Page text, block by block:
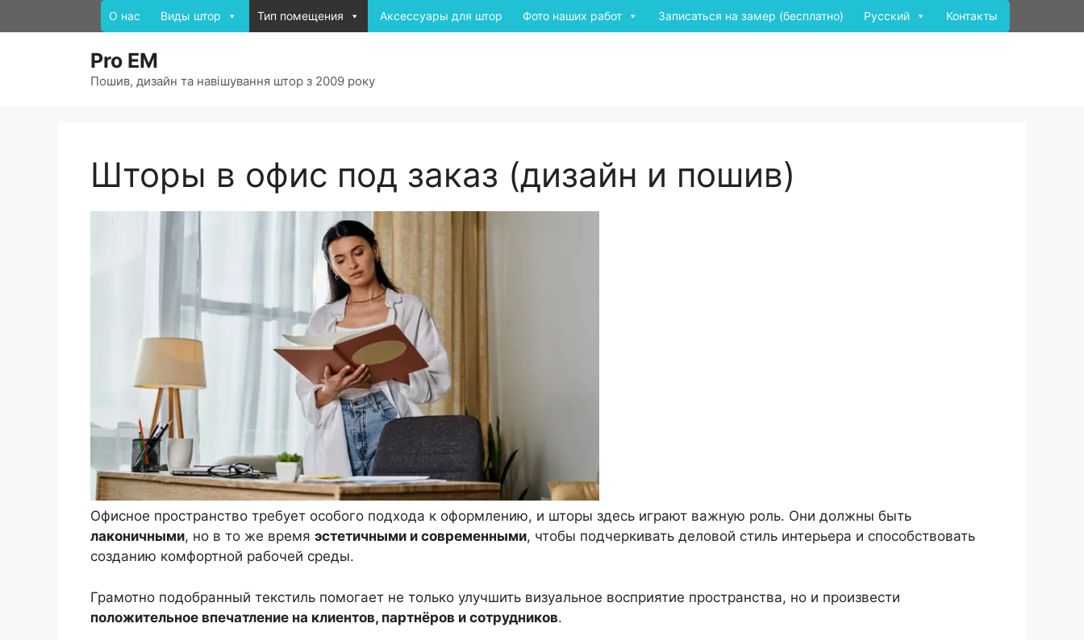
О нас Виды штор Тип помещения Аксессуары для штор Фото наших работ Записаться на замер (бесплатно) Русский Контакты
Pro EM
Пошив, дизайн та навішування штор з 2009 року
Шторы в офис под заказ (дизайн и пошив)
Офисное пространство требует особого подхода к оформлению, и шторы здесь играют важную роль. Они должны быть
лаконичными, но в то же время эстетичными и современными, чтобы подчеркивать деловой стиль интерьера и способствовать
созданию комфортной рабочей среды.
Грамотно подобранный текстиль помогает не только улучшить визуальное восприятие пространства, но и произвести
положительное впечатление на клиентов, партнёров и сотрудников.